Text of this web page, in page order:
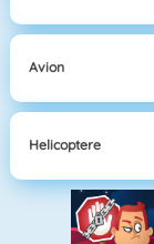
Avion
Helicoptere